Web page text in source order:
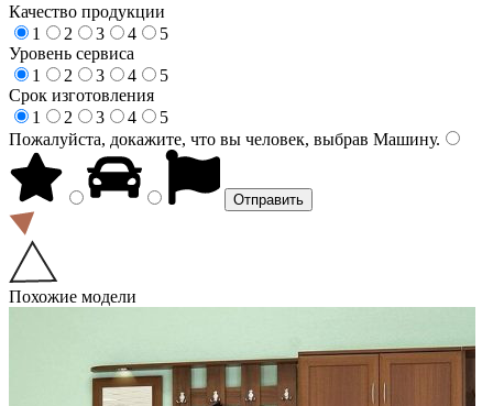
Качество продукции
1
2 3 4
5
Уровень сервиса
1
2 3 4
5
Срок изготовления
1
2 3 4
5
Пожалуйста, докажите, что вы человек, выбрав Машину.
Похожие модели